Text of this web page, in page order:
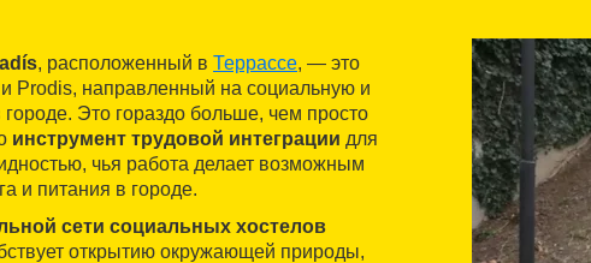
, расположенный в Террассе, — это
Prodis, направленный на социальную и
Это гораздо больше, чем просто
инструмент трудовой интеграции для
чья работа делает возможным
и питания в городе.
сети социальных хостелов
открытию окружающей природы,